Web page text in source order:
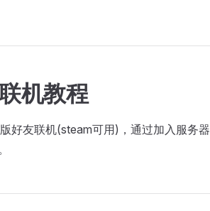
机教程
好友联机(steam可用)，通过加入服务